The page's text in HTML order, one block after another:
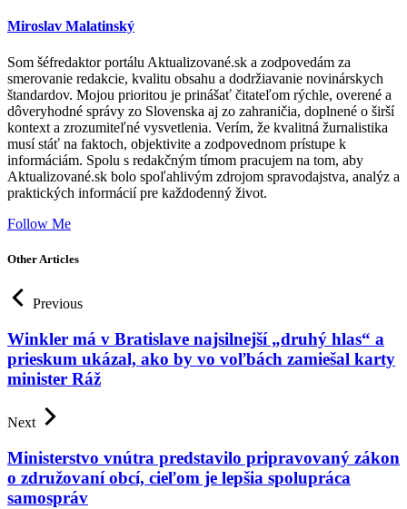
Miroslav Malatinský
Som šéfredaktor portálu Aktualizované.sk a zodpovedám za
smerovanie redakcie, kvalitu obsahu a dodržiavanie novinárskych
štandardov. Mojou prioritou je prinášať čitateľom rýchle, overené a
dôveryhodné správy zo Slovenska aj zo zahraničia, doplnené o širší
kontext a zrozumiteľné vysvetlenia. Verím, že kvalitná žurnalistika
musí stáť na faktoch, objektivite a zodpovednom prístupe k
informáciám. Spolu s redakčným tímom pracujem na tom, aby
Aktualizované.sk bolo spoľahlivým zdrojom spravodajstva, analýz a
praktických informácií pre každodenný život.
Follow Me
Other Articles
Previous
Winkler má v Bratislave najsilnejší „druhý hlas“ a
prieskum ukázal, ako by vo voľbách zamiešal karty
minister Ráž
Next
Ministerstvo vnútra predstavilo pripravovaný zákon
o združovaní obcí, cieľom je lepšia spolupráca
samospráv